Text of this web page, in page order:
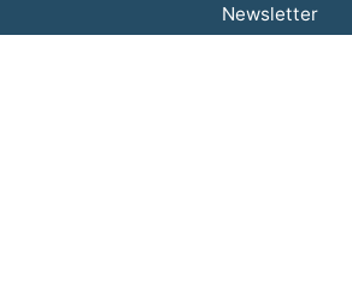
Newsletter